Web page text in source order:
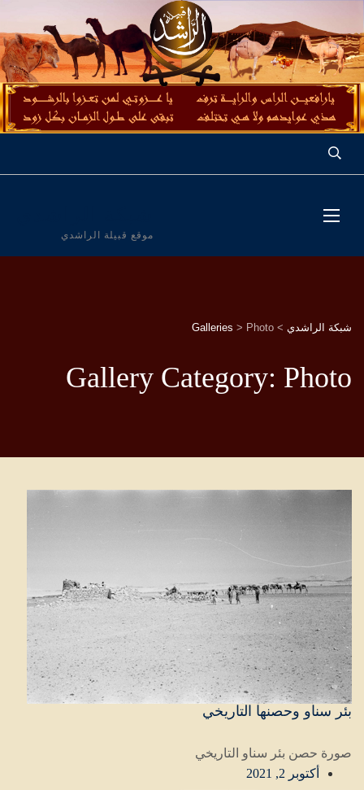
موقع قبيلة الراشدي
شبكة الراشدي >
Galleries > Photo
Gallery Category: Photo
بئر سناو وحصنها التاريخي
صورة حصن بئر سناو التاريخي
أكتوبر 2, 2021